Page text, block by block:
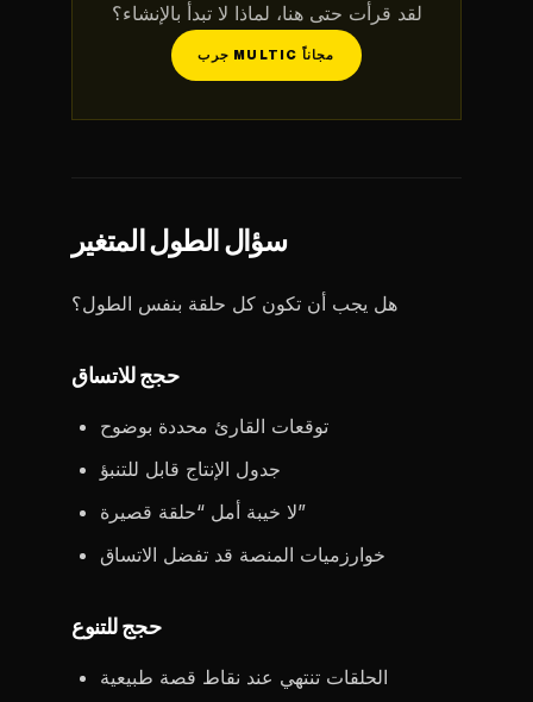
لقد قرأت حتى هنا، لماذا لا تبدأ بالإنشاء؟
جرب MULTIC مجاناً
سؤال الطول المتغير
هل يجب أن تكون كل حلقة بنفس الطول؟
حجج للاتساق
توقعات القارئ محددة بوضوح
جدول الإنتاج قابل للتنبؤ
لا خيبة أمل “حلقة قصيرة”
خوارزميات المنصة قد تفضل الاتساق
حجج للتنوع
الحلقات تنتهي عند نقاط قصة طبيعية